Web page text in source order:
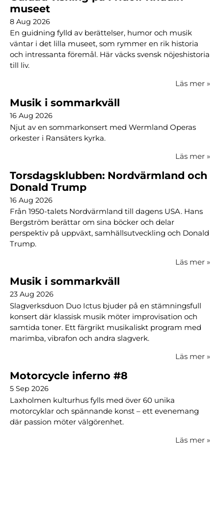
museet
8 Aug 2026
En guidning fylld av berättelser, humor och musik
väntar i det lilla museet, som rymmer en rik historia
och intressanta föremål. Här väcks svensk nöjeshistoria
till liv.
Läs mer »
Musik i sommarkväll
16 Aug 2026
Njut av en sommarkonsert med Wermland Operas
orkester i Ransäters kyrka.
Läs mer »
Torsdagsklubben: Nordvärmland och
Donald Trump
16 Aug 2026
Från 1950-talets Nordvärmland till dagens USA. Hans
Bergström berättar om sina böcker och delar
perspektiv på uppväxt, samhällsutveckling och Donald
Trump.
Läs mer »
Musik i sommarkväll
23 Aug 2026
Slagverksduon Duo Ictus bjuder på en stämningsfull
konsert där klassisk musik möter improvisation och
samtida toner. Ett färgrikt musikaliskt program med
marimba, vibrafon och andra slagverk.
Läs mer »
Motorcycle inferno #8
5 Sep 2026
Laxholmen kulturhus fylls med över 60 unika
motorcyklar och spännande konst – ett evenemang
där passion möter välgörenhet.
Läs mer »